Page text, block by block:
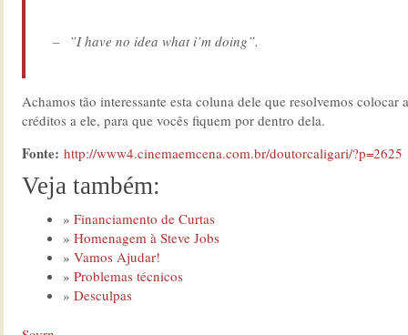
– ”I have no idea what i’m doing”.
Achamos tão interessante esta coluna dele que resolvemos colocar
créditos a ele, para que vocês fiquem por dentro dela.
Fonte: http://www4.cinemaemcena.com.br/doutorcaligari/?p=2625
Veja também:
Financiamento de Curtas
Homenagem à Steve Jobs
Vamos Ajudar!
Problemas técnicos
Desculpas